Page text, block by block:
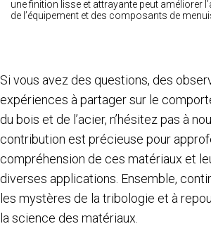
une finition lisse et attrayante peut améliorer
de l’équipement et des composants de
Si vous avez des questions, des
expériences à partager sur le
du bois et de l’acier, n’hésitez pas à
contribution est précieuse pour
compréhension de ces matériaux et
diverses applications. Ensemble,
les mystères de la tribologie et à
la science des matériaux.